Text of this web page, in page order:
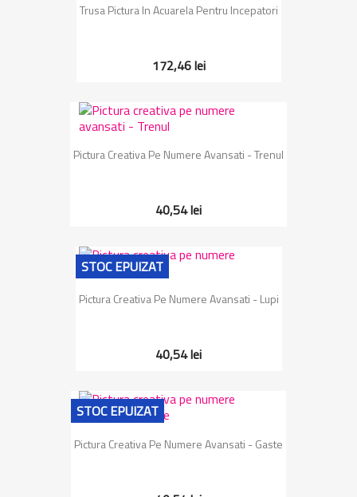
Trusa Pictura In Acuarela Pentru Incepatori
172,46 lei
Pictura Creativa Pe Numere Avansati - Trenul
40,54 lei
Pictura Creativa Pe Numere Avansati - Lupi
40,54 lei
STOC EPUIZAT
Pictura Creativa Pe Numere Avansati - Gaste
STOC EPUIZAT